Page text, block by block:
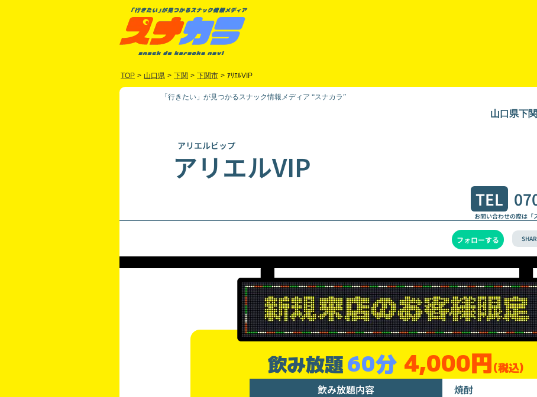
TOP > 山口県 > 下関 > 下関市 > ｱﾘｴﾙVIP
「行きたい」が見つかるスナック情報メディア “スナカラ”
山口県下
アリエルビップ
アリエルVIP
TEL
お問い合わせの際は「
フォローする
飲み放題60分 4,000円(税込)
飲み放題内容 焼酎